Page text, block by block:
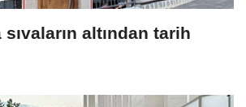
altından tarih